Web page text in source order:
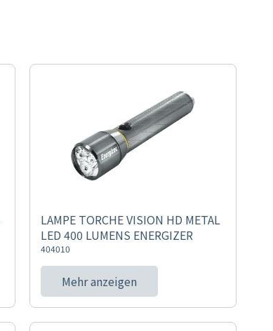
LAMPE TORCHE VISION HD METAL
LED 400 LUMENS ENERGIZER
404010
Mehr anzeigen